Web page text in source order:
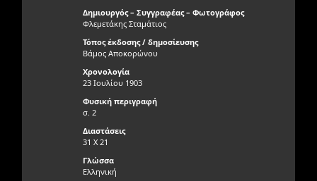
Δημιουργός – Συγγραφέας – Φωτογράφος
Φλεμετάκης Σταμάτιος
Τόπος έκδοσης / δημοσίευσης
Βάμος Αποκορώνου
Χρονολογία
23 Ιουλίου 1903
Φυσική περιγραφή
σ. 2
Διαστάσεις
31 X 21
Γλώσσα
Ελληνική